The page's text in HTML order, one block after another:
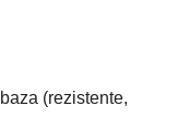
(rezistente,